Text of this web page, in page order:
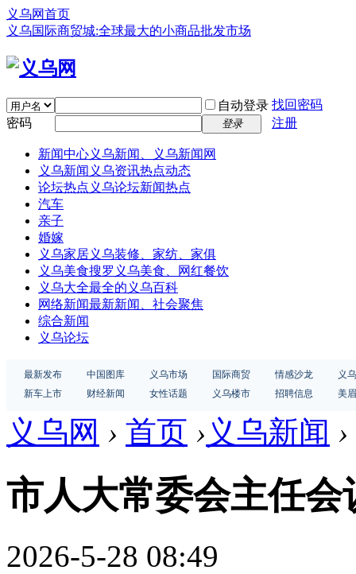
义乌网首页
义乌国际商贸城:全球最大的小商品批发市场
自动登录 找回密码
密码
登录 注册
新闻中心义乌新闻、义乌新闻网
义乌新闻 义乌资讯热点动态
论坛热点 义乌论坛新闻热点
汽车
亲子
婚嫁
义乌家居义乌装修、家纺、家俱
义乌美食搜罗义乌美食、网红餐饮
义乌大全最全的义乌百科
网络新闻最新新闻、社会聚焦
综合新闻
义乌论坛
最新发布 中国图库 义乌市场 国际商贸 情感沙龙
义
新车上市
财经新闻 女性话题 义乌楼市 招聘信息 美
义乌网 › 首页 › 义乌新闻 ›
市人大常委会主任会
2026-5-28 08:49